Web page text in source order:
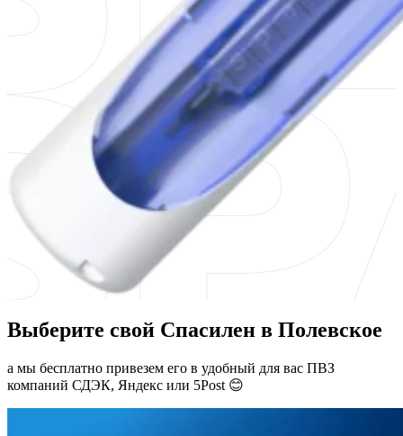
Выберите свой Спасилен в Полевское
а мы бесплатно привезем его в удобный для вас ПВЗ
компаний СДЭК, Яндекс или 5Post 😊